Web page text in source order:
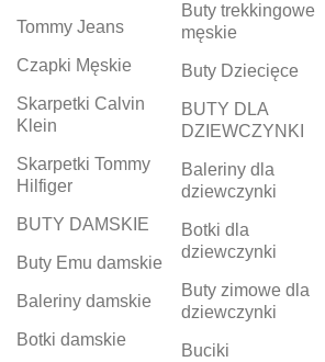
Tommy Jeans
Czapki Męskie
Skarpetki Calvin
Klein
Skarpetki Tommy
Hilfiger
BUTY DAMSKIE
Buty Emu damskie
Baleriny damskie
Botki damskie
Buty trekkingowe
męskie
Buty Dziecięce
BUTY DLA
DZIEWCZYNKI
Baleriny dla
dziewczynki
Botki dla
dziewczynki
Buty zimowe dla
dziewczynki
Buciki